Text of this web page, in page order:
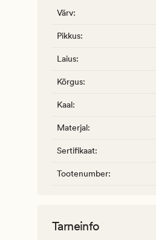
Värv:
Pikkus:
Laius:
Kõrgus:
Kaal:
Materjal:
Sertifikaat:
Tootenumber:
Tarneinfo